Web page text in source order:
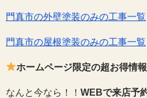
門真市の外壁塗装のみの工事一覧
門真市の屋根塗装のみの工事一覧
ホームページ限定の超お得情報
なんと今なら！！ WEBで来店予